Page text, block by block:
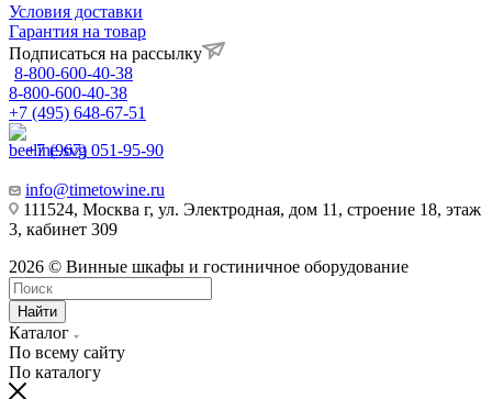
Условия доставки
Гарантия на товар
Подписаться на рассылку
8-800-600-40-38
8-800-600-40-38
+7 (495) 648-67-51
+7 (967) 051-95-90
info@timetowine.ru
111524, Москва г, ул. Электродная, дом 11, строение 18, этаж
3, кабинет 309
2026 © Винные шкафы и гостиничное оборудование
Найти
Каталог
По всему сайту
По каталогу